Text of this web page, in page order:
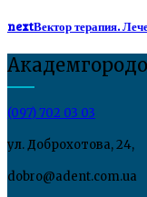
nextВектор терапия.
(097) 702 03 03
ул. Доброхотова, 24,
dobro@adent.com.ua